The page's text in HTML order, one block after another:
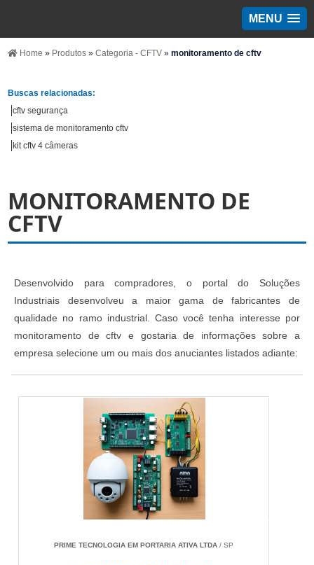
MENU
Home » Produtos»Categoria - CFTV»monitoramento de cftv
Buscas relacionadas:
cftv segurança
sistema de monitoramento cftv
kit cftv 4 câmeras
MONITORAMENTO DE
CFTV
Desenvolvido para compradores, o portal do Soluções
Industriais desenvolveu a maior gama de fabricantes de
qualidade no ramo industrial. Caso você tenha interesse por
monitoramento de cftv e gostaria de informações sobre a
empresa selecione um ou mais dos anuciantes listados adiante:
PRIME TECNOLOGIA EM PORTARIA ATIVA LTDA / SP